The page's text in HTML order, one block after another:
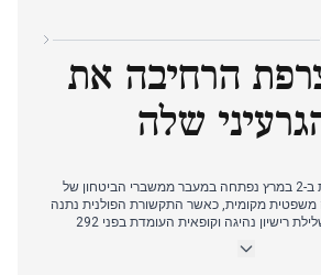
עברה תשומת הלב לנושאים מקומיים, כולל תחזית
בעצם של רוברט לבנדובסקי.
חזרה לאיומי ביטחון, תחילה עם התקפה על בר
קשים, כשמפולת שלגים כבדה הותירה תושבים ללא
הרחיבה את
שלה
תשומת הלב העורכת ב-2 במרץ נפתחה במעבר ממשברי הביטחון של
משפטית מקומית, כאשר התקשורת הפולנית נתנה
עדיפות לסיקור של שלילת רישיון נהיגה וקופאית העומדת בפני 292
המיקוד עבר להפרעות נסיעות בינלאומיות עם